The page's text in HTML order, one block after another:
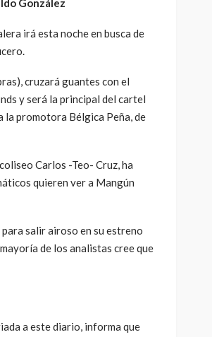
González
irá esta noche en busca de
cruzará guantes con el
y será la principal del cartel
la promotora Bélgica Peña, de
Carlos -Teo- Cruz, ha
quieren ver a Mangún
salir airoso en su estreno
de los analistas cree que
a este diario, informa que